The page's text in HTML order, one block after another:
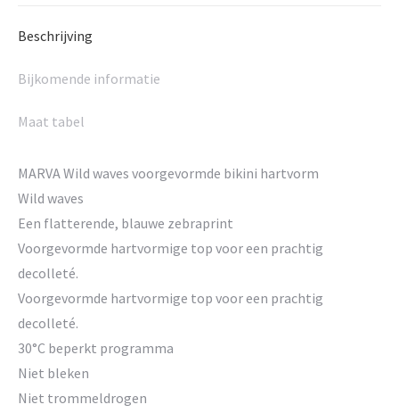
Beschrijving
Bijkomende informatie
Maat tabel
MARVA Wild waves voorgevormde bikini hartvorm
Wild waves
Een flatterende, blauwe zebraprint
Voorgevormde hartvormige top voor een prachtig
decolleté.
Voorgevormde hartvormige top voor een prachtig
decolleté.
30°C beperkt programma
Niet bleken
Niet trommeldrogen